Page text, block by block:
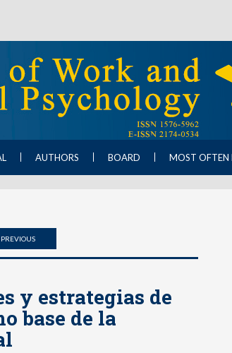
AUTHORS BOARD MOST OFTEN
y estrategias de
base de la